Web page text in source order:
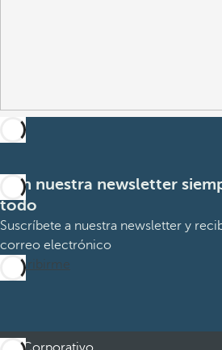
Con nuestra newsletter
todo
Suscríbete a nuestra newsletter y
correo electrónico
Suscribirme